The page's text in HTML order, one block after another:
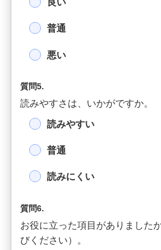
良い
普通
悪い
質問5.
読みやすさは、いかがですか。
読みやすい
普通
読みにくい
質問6.
お役に立った項目がありました
びください）。